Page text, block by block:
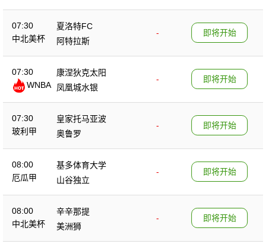
07:30
中北美杯
夏洛特FC
-
阿特拉斯
即将开始
07:30
WNBA
康涅狄克太阳
-
凤凰城水银
即将开始
07:30
玻利甲
皇家托马亚波
-
奥鲁罗
即将开始
08:00
厄瓜甲
基多体育大学
-
山谷独立
即将开始
08:00
中北美杯
辛辛那提
-
美洲狮
即将开始